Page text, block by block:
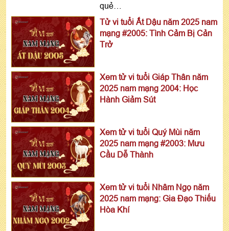
quẻ…
Tử vi tuổi Ất Dậu năm 2025 nam
mạng #2005: Tình Cảm Bị Cản
Trở
Xem tử vi tuổi Giáp Thân năm
2025 nam mạng 2004: Học
Hành Giảm Sút
Xem tử vi tuổi Quý Mùi năm
2025 nam mạng #2003: Mưu
Cầu Dễ Thành
Xem tử vi tuổi Nhâm Ngọ năm
2025 nam mạng: Gia Đạo Thiếu
Hòa Khí